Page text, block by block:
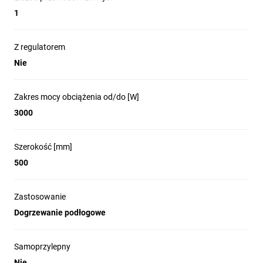
Dane
ekranowany
50Hz
ekspozycji................................................+150⁰С
ekspozycja
Ochrona
1
Z regulatorem
Nie
Zakres mocy obciążenia od/do [W]
3000
Szerokość [mm]
500
Zastosowanie
Dogrzewanie podłogowe
Samoprzylepny